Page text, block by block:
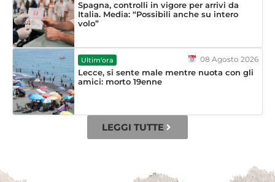
Spagna, controlli in vigore per arrivi da
Italia. Media: “Possibili anche su intero
volo”
Ultim'ora
08 Agosto 2026
Lecce, si sente male mentre nuota con gli
amici: morto 19enne
LEGGI TUTTE